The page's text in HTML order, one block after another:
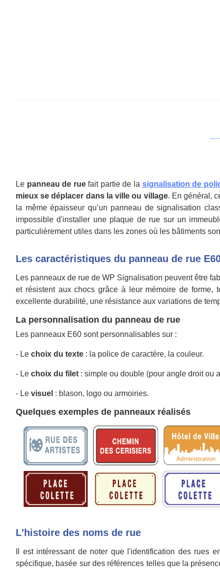
Le panneau de ruefait partie de la signalisation de
mieux se déplacer dans la ville ou village. En général,
la même épaisseur qu’un panneau de signalisation
impossible d'installer une plaque de rue sur un
particulièrement utiles dans les zones où les bâtiments
Les caractéristiques du panneau de rue
Les panneaux de rue de WP Signalisation peuvent être
et résistent aux chocs grâce à leur mémoire de forme,
excellente durabilité, une résistance aux variations de
La personnalisation du panneau de rue
Les panneaux E60 sont personnalisables sur :
- Le choix du texte : la police de caractère, la couleur.
- Le choix du filet : simple ou double (pour angle droit ou
- Le visuel : blason, logo ou armoiries.
Quelques exemples de panneaux réalisés
L'histoire des noms de rue
Il est intéressant de noter que l'identification des rues
spécifique, basée sur des références telles que la